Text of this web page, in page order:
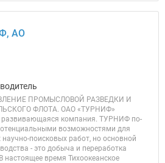
АО
ПРОМЫСЛОВОЙ РАЗВЕДКИ И
ФЛОТА. ОАО «ТУРНИФ»
развивающаяся компания. ТУРНИФ по-
возможностями для
поисковых работ, но основной
- это добыча и переработка
время Тихоокеанское